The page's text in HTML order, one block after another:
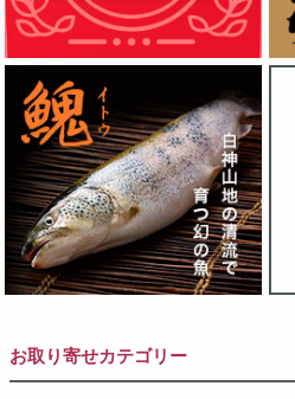
お取り寄せカテゴリー